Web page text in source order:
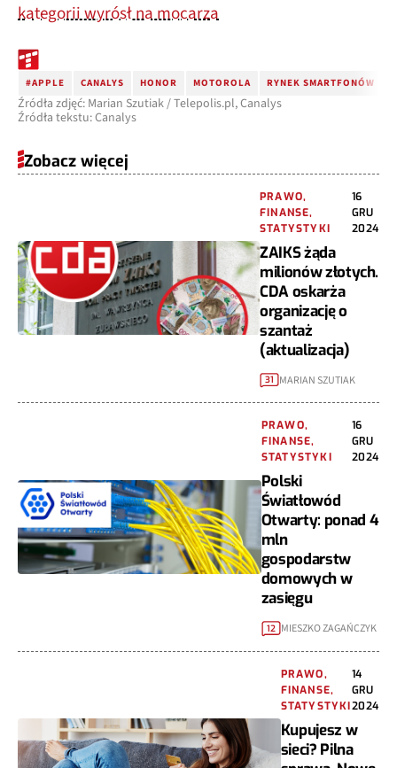
kategorii wyrósł na mocarza
#APPLE CANALYS HONOR MOTOROLA RYNEK SMARTFONÓW
Źródła zdjęć: Marian Szutiak / Telepolis.pl, Canalys
Źródła tekstu: Canalys
Zobacz więcej
PRAWO,
FINANSE,
STATYSTYKI
16
GRU
2024
ZAIKS żąda
milionów złotych.
CDA oskarża
organizację o
szantaż
(aktualizacja)
31 MARIAN SZUTIAK
PRAWO,
FINANSE,
STATYSTYKI
16
GRU
2024
Polski
Światłowód
Otwarty: ponad 4
mln
gospodarstw
domowych w
zasięgu
12 MIESZKO ZAGAŃCZYK
PRAWO,
FINANSE,
STATYSTYKI
14
GRU
2024
Kupujesz w
sieci? Pilna